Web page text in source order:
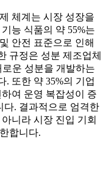
체계는 시장 성장을
능 식품의 약 55%는
안전 표준으로 인해
규정은 성분 제조업체
운 성분을 개발하는
. 또한 약 35%의 기업
여 운영 복잡성이 증
다. 결과적으로 엄격한
니라 시장 진입 기회
합니다.